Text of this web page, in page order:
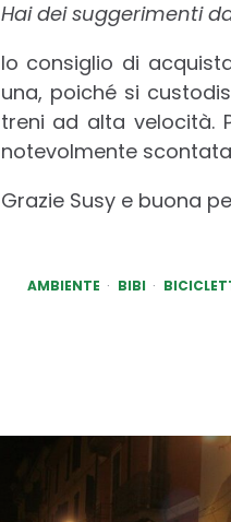
Hai dei suggerimenti
Io consiglio di
una, poiché si
treni ad alta velocità.
notevolmente
Grazie Susy e buona
AMBIENTE BIBI